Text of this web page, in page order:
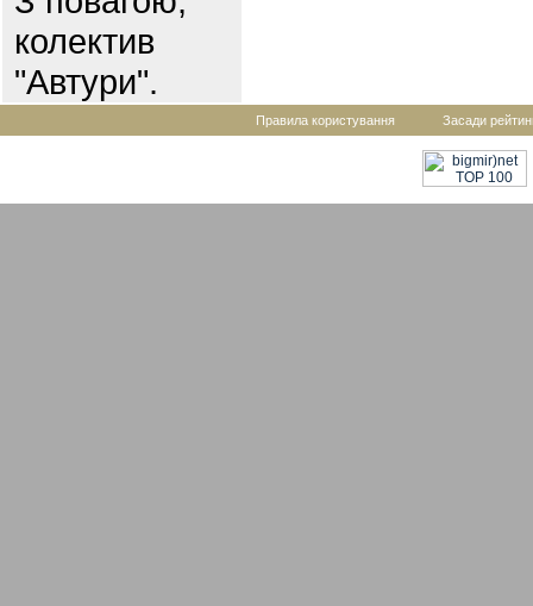
колектив
"Автури".
Правила користування Засади